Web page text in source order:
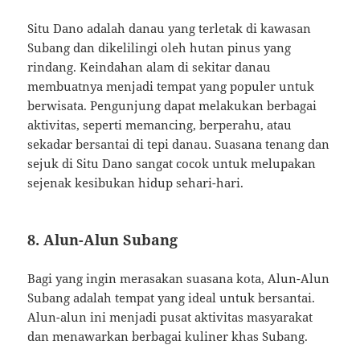
Situ Dano adalah danau yang terletak di kawasan
Subang dan dikelilingi oleh hutan pinus yang
rindang. Keindahan alam di sekitar danau
membuatnya menjadi tempat yang populer untuk
berwisata. Pengunjung dapat melakukan berbagai
aktivitas, seperti memancing, berperahu, atau
sekadar bersantai di tepi danau. Suasana tenang dan
sejuk di Situ Dano sangat cocok untuk melupakan
sejenak kesibukan hidup sehari-hari.
8. Alun-Alun Subang
Bagi yang ingin merasakan suasana kota, Alun-Alun
Subang adalah tempat yang ideal untuk bersantai.
Alun-alun ini menjadi pusat aktivitas masyarakat
dan menawarkan berbagai kuliner khas Subang.